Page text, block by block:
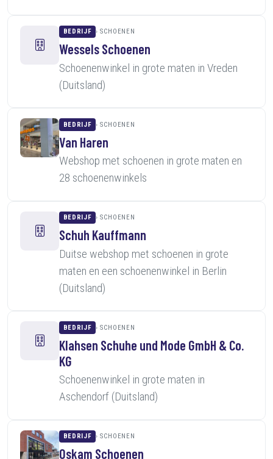
BEDRIJF SCHOENEN
Wessels Schoenen
Schoenenwinkel in grote maten in Vreden
(Duitsland)
BEDRIJF SCHOENEN
Van Haren
Webshop met schoenen in grote maten en
28 schoenenwinkels
BEDRIJF SCHOENEN
Schuh Kauffmann
Duitse webshop met schoenen in grote
maten en een schoenenwinkel in Berlin
(Duitsland)
BEDRIJF SCHOENEN
Klahsen Schuhe und Mode GmbH & Co.
KG
Schoenenwinkel in grote maten in
Aschendorf (Duitsland)
BEDRIJF SCHOENEN
Oskam Schoenen